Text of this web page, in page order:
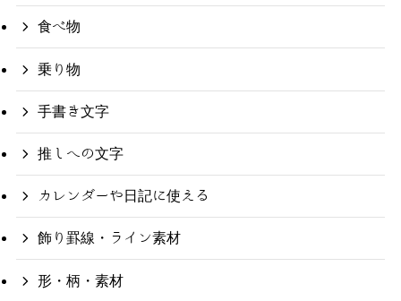
食べ物
乗り物
手書き文字
推しへの文字
カレンダーや日記に使える
飾り罫線・ライン素材
形・柄・素材